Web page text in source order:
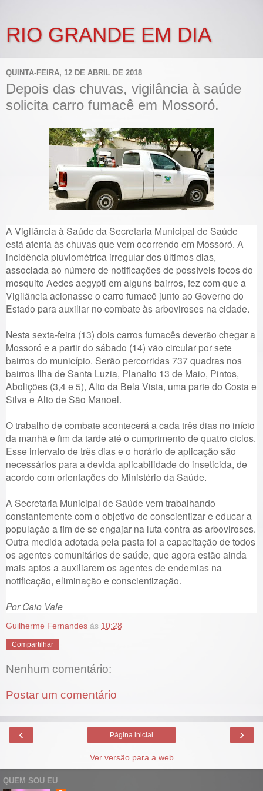
RIO GRANDE EM DIA
QUINTA-FEIRA, 12 DE ABRIL DE 2018
Depois das chuvas, vigilância à saúde
solicita carro fumacê em Mossoró.
A Vigilância à Saúde da Secretaria Municipal de Saúde
está atenta às chuvas que vem ocorrendo em Mossoró. A
incidência pluviométrica irregular dos últimos dias,
associada ao número de notificações de possíveis focos do
mosquito Aedes aegypti em alguns bairros, fez com que a
Vigilância acionasse o carro fumacê junto ao Governo do
Estado para auxiliar no combate às arboviroses na cidade.
Nesta sexta-feira (13) dois carros fumacês deverão chegar a
Mossoró e a partir do sábado (14) vão circular por sete
bairros do município. Serão percorridas 737 quadras nos
bairros Ilha de Santa Luzia, Planalto 13 de Maio, Pintos,
Abolições (3,4 e 5), Alto da Bela Vista, uma parte do Costa e
Silva e Alto de São Manoel.
O trabalho de combate acontecerá a cada três dias no início
da manhã e fim da tarde até o cumprimento de quatro ciclos.
Esse intervalo de três dias e o horário de aplicação são
necessários para a devida aplicabilidade do inseticida, de
acordo com orientações do Ministério da Saúde.
A Secretaria Municipal de Saúde vem trabalhando
constantemente com o objetivo de conscientizar e educar a
população a fim de se engajar na luta contra as arboviroses.
Outra medida adotada pela pasta foi a capacitação de todos
os agentes comunitários de saúde, que agora estão ainda
mais aptos a auxiliarem os agentes de endemias na
notificação, eliminação e conscientização.
Por Caio Vale
Guilherme Fernandes às 10:28
Compartilhar
Nenhum comentário:
Postar um comentário
‹ ›
Página inicial
Ver versão para a web
QUEM SOU EU